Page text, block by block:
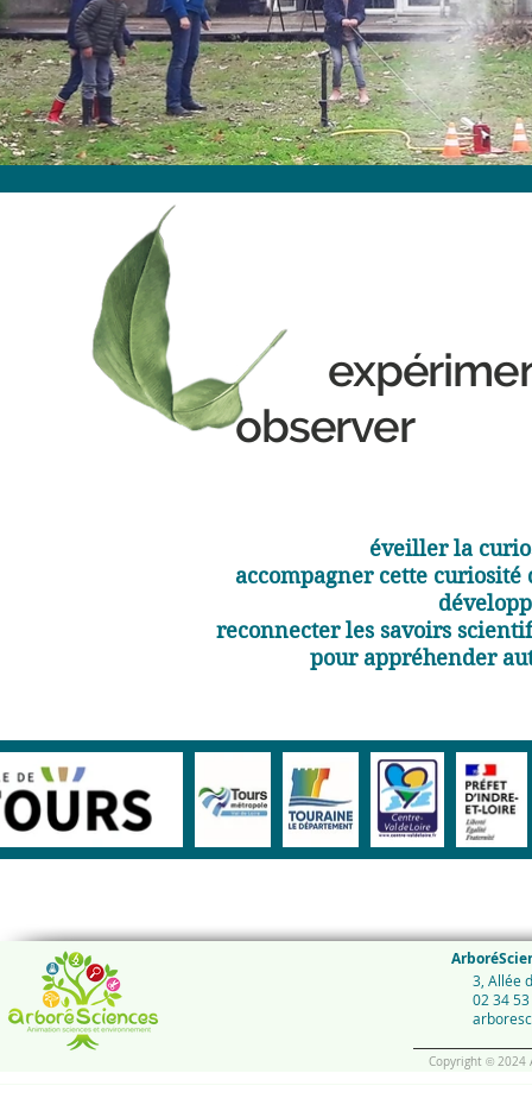
observer
éveiller la
accompagner cette
reconnecter les savoirs
pour appréhender
3, Allée
02 34
Copyright © 2024